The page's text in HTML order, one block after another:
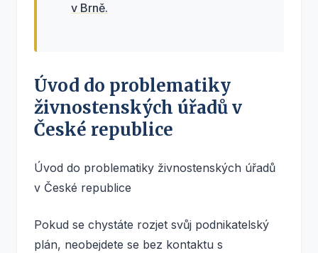
v Brně.
Úvod do problematiky
živnostenských úřadů v
České republice
Úvod do problematiky živnostenských úřadů
v České republice
Pokud se chystáte rozjet svůj podnikatelský
plán, neobejdete se bez kontaktu s